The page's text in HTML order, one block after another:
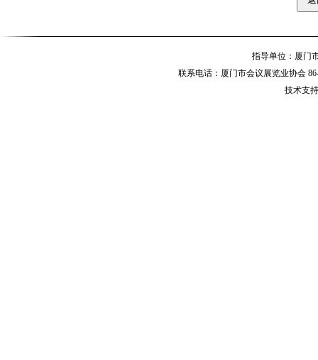
指导单位：厦
联系电话：厦门市会议展览业协会
技术支